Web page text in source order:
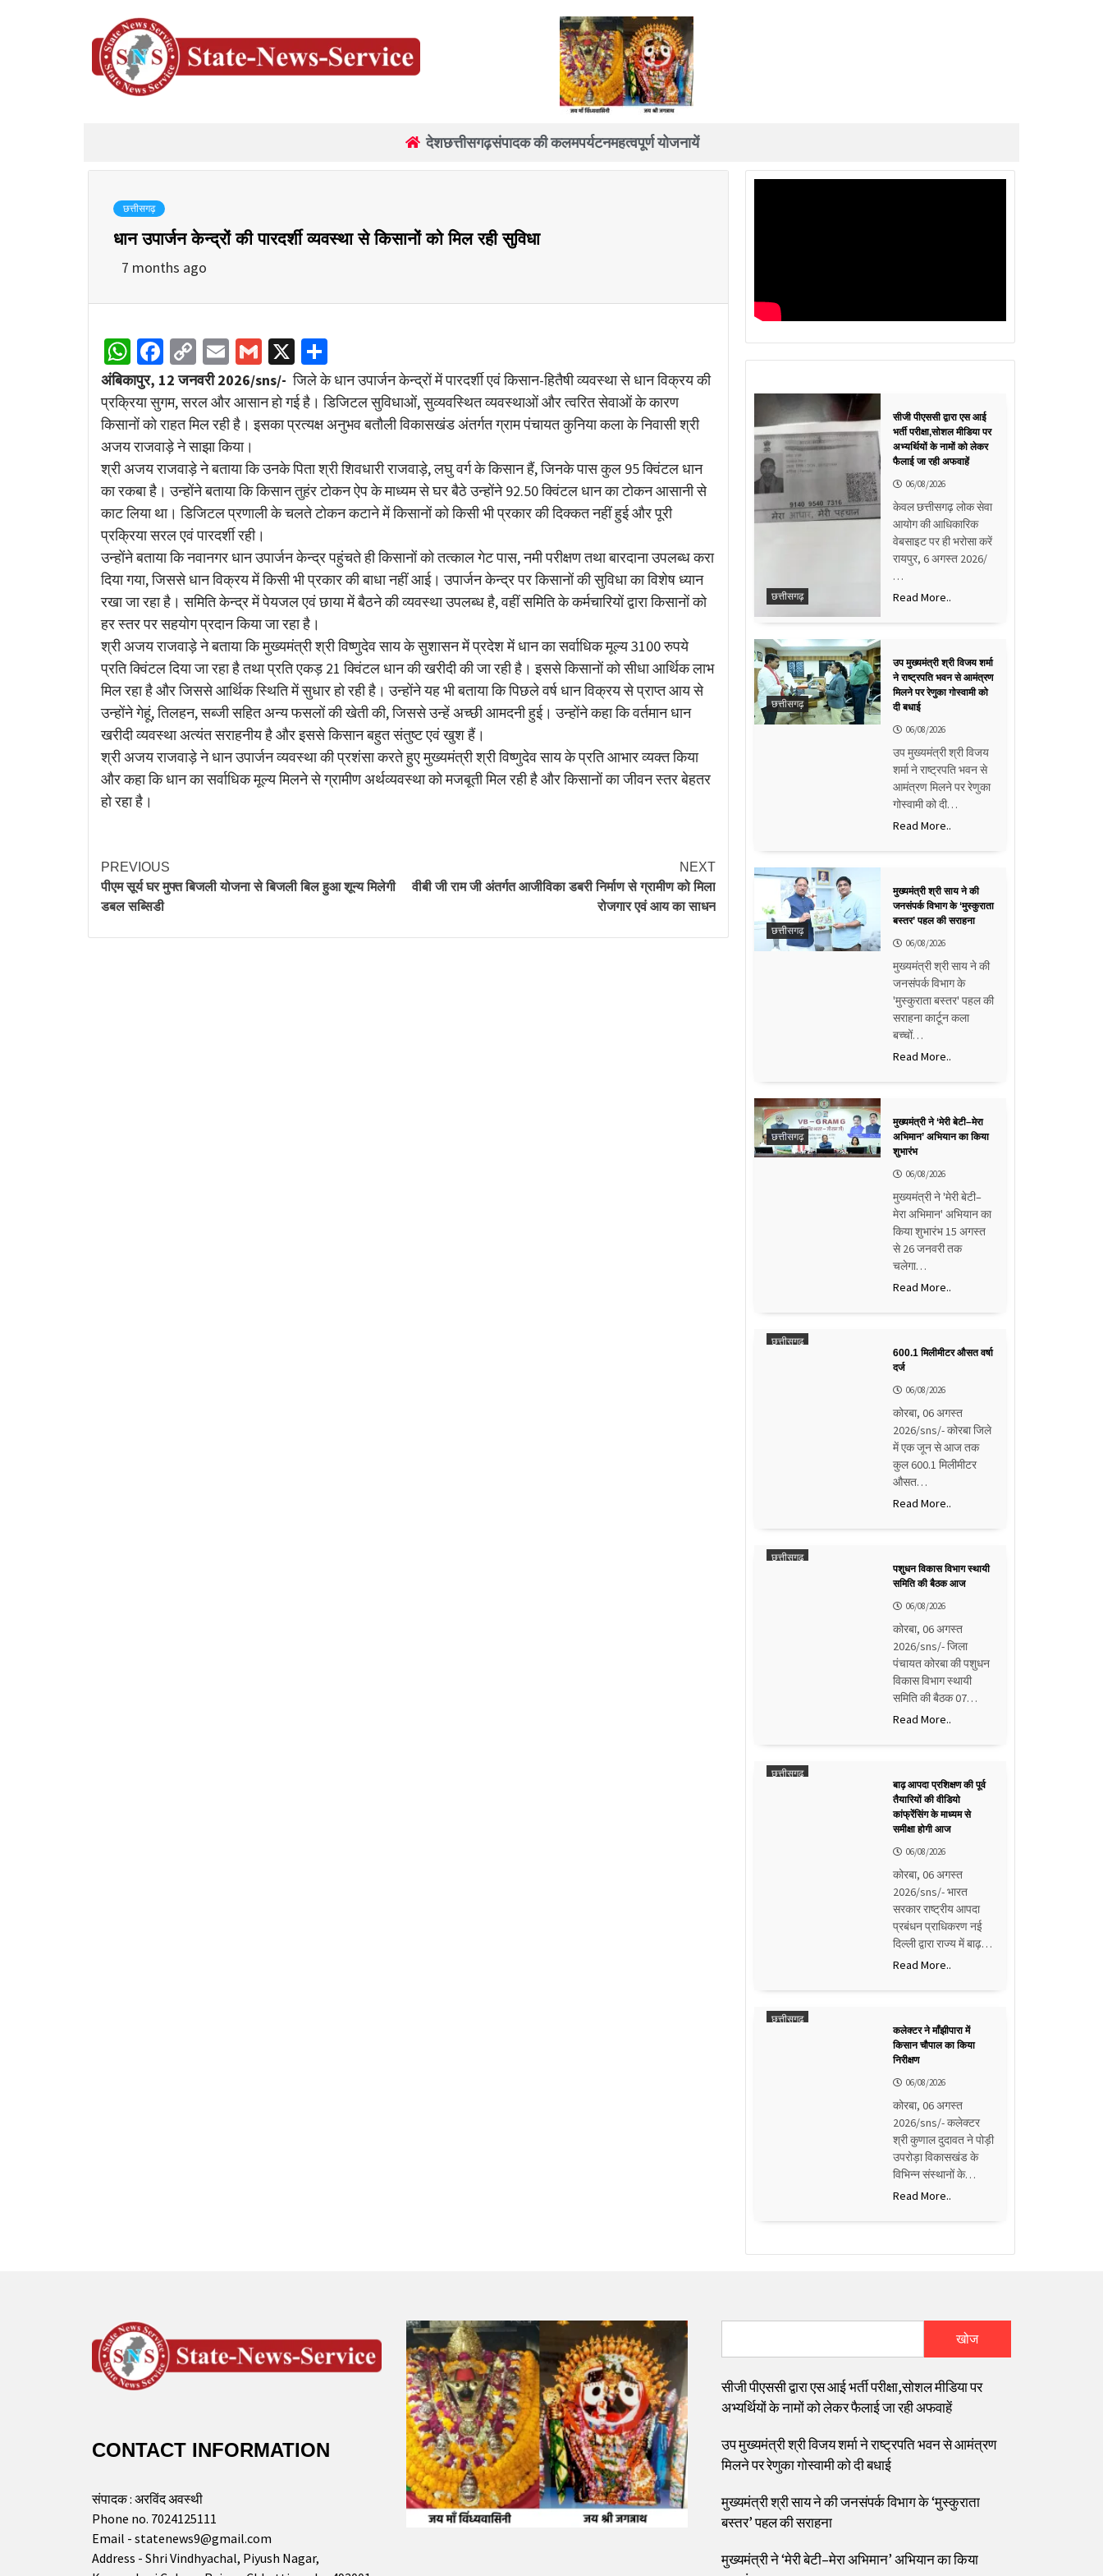
देशछत्तीसगढ़संपादक की कलमपर्यटनमहत्वपूर्ण योजनायें
छत्तीसगढ़
धान उपार्जन केन्द्रों की पारदर्शी व्यवस्था से किसानों को मिल रही सुविधा
7 months ago
WhatsApp
Facebook
Copy
Link
EmailGmail
X
अंबिकापुर, 12 जनवरी 2026/sns/- जिले के धान उपार्जन केन्द्रों में पारदर्शी एवं किसान-हितैषी व्यवस्था से धान विक्रय की
प्रक्रिया सुगम, सरल और आसान हो गई है। डिजिटल सुविधाओं, सुव्यवस्थित व्यवस्थाओं और त्वरित सेवाओं के कारण
किसानों को राहत मिल रही है। इसका प्रत्यक्ष अनुभव बतौली विकासखंड अंतर्गत ग्राम पंचायत कुनिया कला के निवासी श्री
अजय राजवाड़े ने साझा किया।
श्री अजय राजवाड़े ने बताया कि उनके पिता श्री शिवधारी राजवाड़े, लघु वर्ग के किसान हैं, जिनके पास कुल 95 क्विंटल धान
का रकबा है। उन्होंने बताया कि किसान तुहंर टोकन ऐप के माध्यम से घर बैठे उन्होंने 92.50 क्विंटल धान का टोकन आसानी से
काट लिया था। डिजिटल प्रणाली के चलते टोकन कटाने में किसानों को किसी भी प्रकार की दिक्कत नहीं हुई और पूरी
प्रक्रिया सरल एवं पारदर्शी रही।
उन्होंने बताया कि नवानगर धान उपार्जन केन्द्र पहुंचते ही किसानों को तत्काल गेट पास, नमी परीक्षण तथा बारदाना उपलब्ध करा
दिया गया, जिससे धान विक्रय में किसी भी प्रकार की बाधा नहीं आई। उपार्जन केन्द्र पर किसानों की सुविधा का विशेष ध्यान
रखा जा रहा है। समिति केन्द्र में पेयजल एवं छाया में बैठने की व्यवस्था उपलब्ध है, वहीं समिति के कर्मचारियों द्वारा किसानों को
हर स्तर पर सहयोग प्रदान किया जा रहा है।
श्री अजय राजवाड़े ने बताया कि मुख्यमंत्री श्री विष्णुदेव साय के सुशासन में प्रदेश में धान का सर्वाधिक मूल्य 3100 रुपये
प्रति क्विंटल दिया जा रहा है तथा प्रति एकड़ 21 क्विंटल धान की खरीदी की जा रही है। इससे किसानों को सीधा आर्थिक लाभ
मिल रहा है और जिससे आर्थिक स्थिति में सुधार हो रही है। उन्होंने यह भी बताया कि पिछले वर्ष धान विक्रय से प्राप्त आय से
उन्होंने गेहूं, तिलहन, सब्जी सहित अन्य फसलों की खेती की, जिससे उन्हें अच्छी आमदनी हुई। उन्होंने कहा कि वर्तमान धान
खरीदी व्यवस्था अत्यंत सराहनीय है और इससे किसान बहुत संतुष्ट एवं खुश हैं।
श्री अजय राजवाड़े ने धान उपार्जन व्यवस्था की प्रशंसा करते हुए मुख्यमंत्री श्री विष्णुदेव साय के प्रति आभार व्यक्त किया
और कहा कि धान का सर्वाधिक मूल्य मिलने से ग्रामीण अर्थव्यवस्था को मजबूती मिल रही है और किसानों का जीवन स्तर बेहतर
हो रहा है।
PREVIOUS
पीएम सूर्य घर मुफ्त बिजली योजना से बिजली बिल हुआ शून्य मिलेगी
डबल सब्सिडी
NEXT
वीबी जी राम जी अंतर्गत आजीविका डबरी निर्माण से ग्रामीण को मिला
रोजगार एवं आय का साधन
छत्तीसगढ़
सीजी पीएससी द्वारा एस आई
भर्ती परीक्षा,सोशल मीडिया पर
अभ्यर्थियों के नामों को लेकर
फैलाई जा रही अफवाहें
06/08/2026
केवल छत्तीसगढ़ लोक सेवा
आयोग की आधिकारिक
वेबसाइट पर ही भरोसा करें
रायपुर, 6 अगस्त 2026/
…
Read More..
छत्तीसगढ़
उप मुख्यमंत्री श्री विजय शर्मा
ने राष्ट्रपति भवन से आमंत्रण
मिलने पर रेणुका गोस्वामी को
दी बधाई
06/08/2026
उप मुख्यमंत्री श्री विजय
शर्मा ने राष्ट्रपति भवन से
आमंत्रण मिलने पर रेणुका
गोस्वामी को दी…
Read More..
छत्तीसगढ़
मुख्यमंत्री श्री साय ने की
जनसंपर्क विभाग के ‘मुस्कुराता
बस्तर’ पहल की सराहना
06/08/2026
मुख्यमंत्री श्री साय ने की
जनसंपर्क विभाग के
'मुस्कुराता बस्तर' पहल की
सराहना कार्टून कला
बच्चों…
Read More..
छत्तीसगढ़
मुख्यमंत्री ने ‘मेरी बेटी–मेरा
अभिमान’ अभियान का किया
शुभारंभ
06/08/2026
मुख्यमंत्री ने 'मेरी बेटी–
मेरा अभिमान' अभियान का
किया शुभारंभ 15 अगस्त
से 26 जनवरी तक
चलेगा…
Read More..
छत्तीसगढ़
600.1 मिलीमीटर औसत वर्षा
दर्ज
06/08/2026
कोरबा, 06 अगस्त
2026/sns/- कोरबा जिले
में एक जून से आज तक
कुल 600.1 मिलीमीटर
औसत…
Read More..
छत्तीसगढ़
पशुधन विकास विभाग स्थायी
समिति की बैठक आज
06/08/2026
कोरबा, 06 अगस्त
2026/sns/- जिला
पंचायत कोरबा की पशुधन
विकास विभाग स्थायी
समिति की बैठक 07…
Read More..
छत्तीसगढ़
बाढ़ आपदा प्रशिक्षण की पूर्व
तैयारियों की वीडियो
कांफ्रेंसिंग के माध्यम से
समीक्षा होगी आज
06/08/2026
कोरबा, 06 अगस्त
2026/sns/- भारत
सरकार राष्ट्रीय आपदा
प्रबंधन प्राधिकरण नई
दिल्ली द्वारा राज्य में बाढ़…
Read More..
छत्तीसगढ़
कलेक्टर ने माँझीपारा में
किसान चौपाल का किया
निरीक्षण
06/08/2026
कोरबा, 06 अगस्त
2026/sns/- कलेक्टर
श्री कुणाल दुदावत ने पोड़ी
उपरोड़ा विकासखंड के
विभिन्न संस्थानों के…
Read More..
CONTACT INFORMATION
संपादक : अरविंद अवस्थी
Phone no. 7024125111
Email - statenews9@gmail.com
Address - Shri Vindhyachal, Piyush Nagar,
खोज
सीजी पीएससी द्वारा एस आई भर्ती परीक्षा,सोशल मीडिया पर
अभ्यर्थियों के नामों को लेकर फैलाई जा रही अफवाहें
उप मुख्यमंत्री श्री विजय शर्मा ने राष्ट्रपति भवन से आमंत्रण
मिलने पर रेणुका गोस्वामी को दी बधाई
मुख्यमंत्री श्री साय ने की जनसंपर्क विभाग के ‘मुस्कुराता
बस्तर’ पहल की सराहना
मुख्यमंत्री ने ‘मेरी बेटी–मेरा अभिमान’ अभियान का किया